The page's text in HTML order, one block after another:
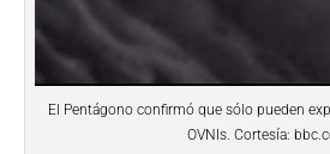
El Pentágono confirmó que sólo pueden
OVNIs. Cortesía: